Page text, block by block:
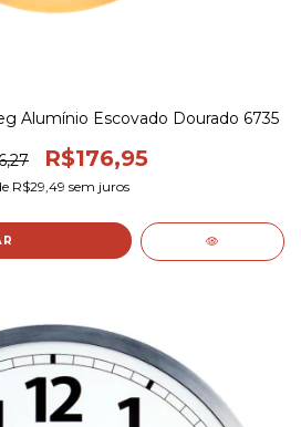
Alumínio Escovado Dourado 6735
R$176,95
R$29,49 sem juros